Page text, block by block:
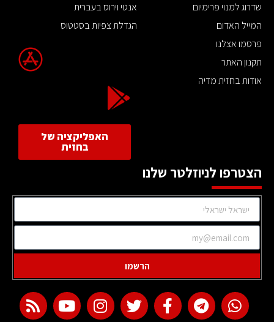
שדרוג למנוי פרימיום
המייל האדום
פרסמו אצלנו
תקנון האתר
אודות בחזית מדיה
אנטי וירוס בעברית
הגדלת צפיות בסטטוס
האפליקציה של
בחזית
הצטרפו לניוזלטר שלנו
הרשמו